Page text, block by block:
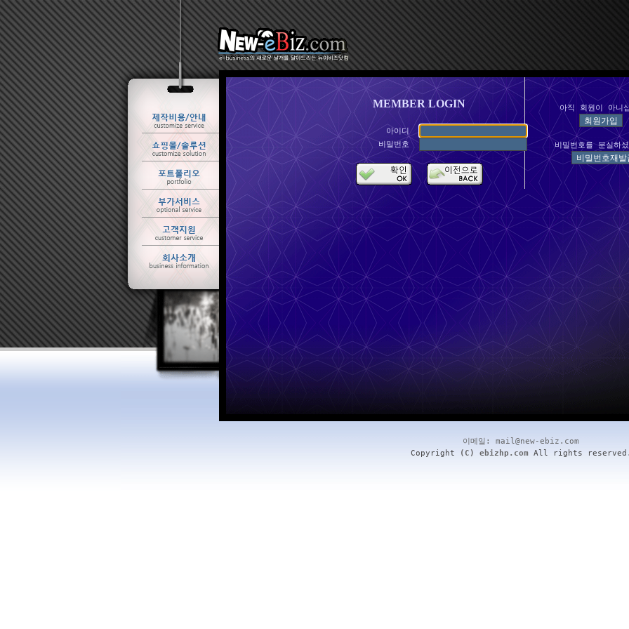
MEMBER LOGIN
아이디
비밀번호
아직 회원이 아니
비밀번호를 분실하
이메일: mail@new-ebiz.com
Copyright
(C) ebizhp.comAll rights